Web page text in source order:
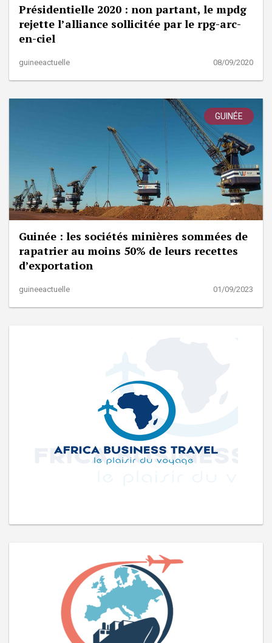
Présidentielle 2020 : non partant, le mpdg
rejette l’alliance sollicitée par le rpg-arc-
en-ciel
guineeactuelle 08/09/2020
GUINÉE
Guinée : les sociétés minières sommées de
rapatrier au moins 50% de leurs recettes
d’exportation
guineeactuelle 01/09/2023